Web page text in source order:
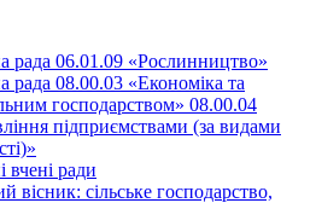
рада 06.01.09 «Рослинництво»
рада 08.00.03 «Економіка та
господарством» 08.00.04
підприємствами (за видами
вчені ради
вісник: сільське господарство,